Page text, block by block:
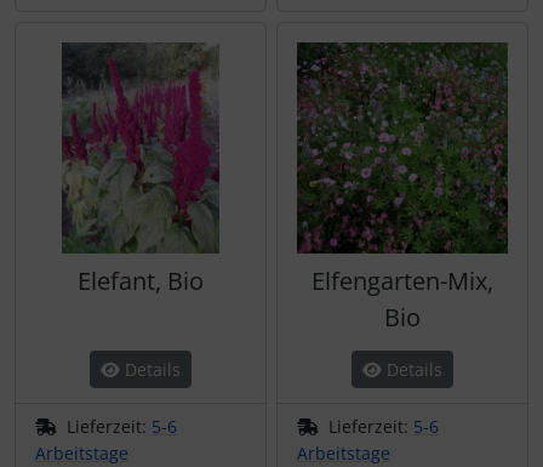
Elefant, Bio
Details
Lieferzeit: 5-6
Arbeitstage
Elfengarten-Mix,
Bio
Details
Lieferzeit: 5-6
Arbeitstage